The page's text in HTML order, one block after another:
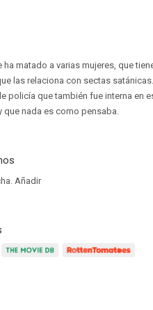
ha matado a varias mujeres, que
las relaciona con sectas
policía que también fue interna en
que nada es como pensaba.
Añadir